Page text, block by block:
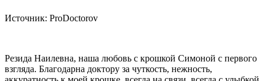
Источник: ProDoctorov
Резида Наилевна, наша любовь с крошкой Симоной с первого
взгляда. Благодарна доктору за чуткость, нежность,